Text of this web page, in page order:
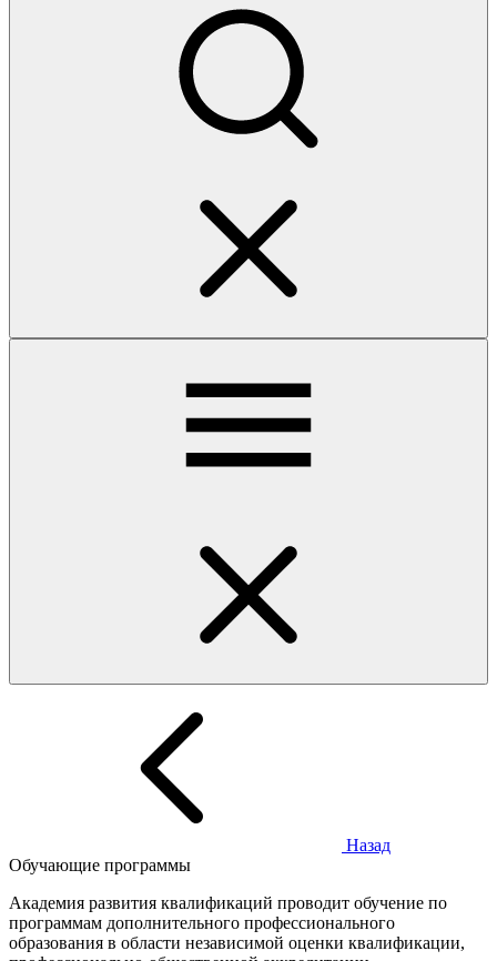
Назад
Обучающие программы
Академия развития квалификаций проводит обучение по
программам дополнительного профессионального
образования в области независимой оценки квалификации,